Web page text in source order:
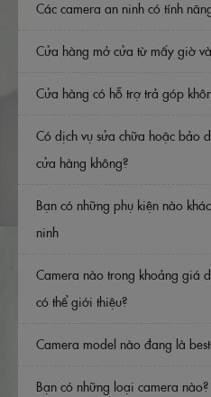
Các camera an ninh có tính
Cửa hàng mở cửa từ mấy giờ
Cửa hàng có hỗ trợ trả góp
Có dịch vụ sửa chữa hoặc bảo
cửa hàng không?
Bạn có những phụ kiện nào
ninh
Camera nào trong khoảng giá
có thể giới thiệu?
Camera model nào đang là
Bạn có những loại camera nào?